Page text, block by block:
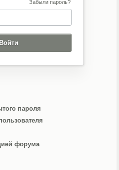
Забыли пароль?
пароля
форума